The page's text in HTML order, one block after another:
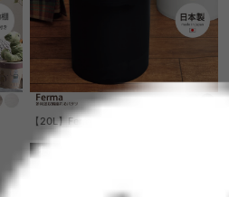
【20L】Ferma 多用途収納座れるバケツ
完成品